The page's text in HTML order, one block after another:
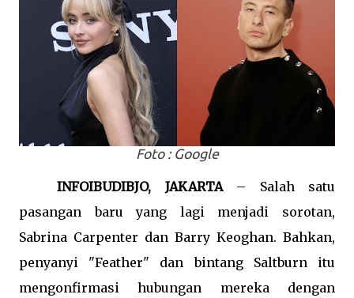
Foto : Google
INFOIBUDIBJO, JAKARTA– Salah satu
pasangan baru yang lagi menjadi sorotan,
Sabrina Carpenter dan Barry Keoghan. Bahkan,
penyanyi "Feather" dan bintang Saltburn itu
mengonfirmasi hubungan mereka dengan